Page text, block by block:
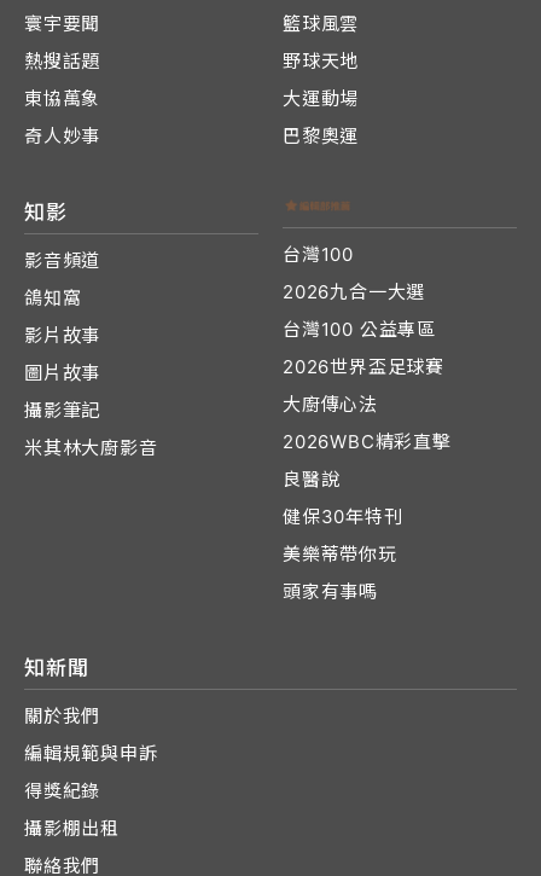
寰宇要聞
熱搜話題
東協萬象
奇人妙事
籃球風雲
野球天地
大運動場
巴黎奧運
知影
影音頻道
鴿知窩
影片故事
圖片故事
攝影筆記
米其林大廚影音
台灣100
2026九合一大選
台灣100 公益專區
2026世界盃足球賽
大廚傳心法
2026WBC精彩直擊
良醫說
健保30年特刊
美樂蒂帶你玩
頭家有事嗎
知新聞
關於我們
編輯規範與申訴
得獎紀錄
攝影棚出租
聯絡我們